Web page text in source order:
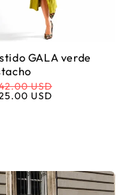
GALA verde
habitual
USD
de oferta
USD